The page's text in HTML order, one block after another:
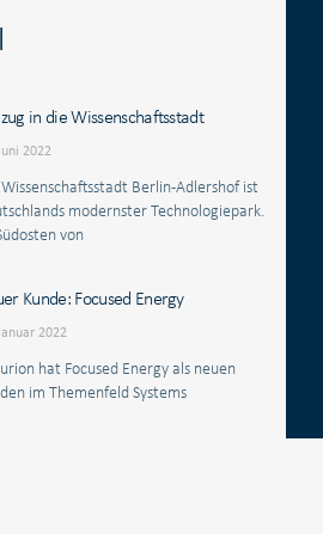
in die Wissenschaftsstadt
2022
Berlin-Adlershof ist
modernster Technologiepark.
von
Kunde: Focused Energy
2022
hat Focused Energy als neuen
im Themenfeld Systems